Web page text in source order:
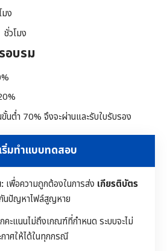
มง
ชั่วโมง
อบรม
นต่ำ 70% จึงจะผ่านและรับใบรับรอง
ริ่มทำแบบทดสอบ
เพื่อความถูกต้องในการส่ง เกียรติบัตร
นปัญหาไฟล์สูญหาย
คะแนนไม่ถึงเกณฑ์ที่กำหนด ระบบจะไม่
าศให้ได้ในทุกกรณี